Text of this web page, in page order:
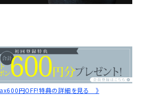
円OFF!特典の詳細を見る 》